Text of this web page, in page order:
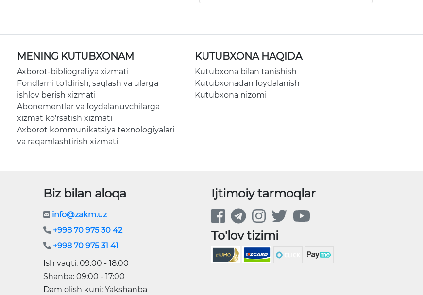
MENING KUTUBXONAM
Axborot-bibliografiya xizmati
Fondlarni to'ldirish, saqlash va ularga
ishlov berish xizmati
Abonementlar va foydalanuvchilarga
xizmat ko'rsatish xizmati
Axborot kommunikatsiya texnologiyalari
va raqamlashtirish xizmati
KUTUBXONA HAQIDA
Kutubxona bilan tanishish
Kutubxonadan foydalanish
Kutubxona nizomi
Biz bilan aloqa
info@zakm.uz
+998 70 975 30 42
+998 70 975 31 41
Ish vaqti: 09:00 - 18:00
Shanba: 09:00 - 17:00
Dam olish kuni: Yakshanba
Ijtimoiy tarmoqlar
To'lov tizimi